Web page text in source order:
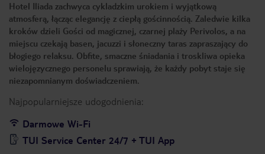
Hotel Iliada zachwyca cykladzkim urokiem i wyjątkową
atmosferą, łącząc elegancję z ciepłą gościnnością. Zaledwie kilka
kroków dzieli Gości od magicznej, czarnej plaży Perivolos, a na
miejscu czekają basen, jacuzzi i słoneczny taras zapraszający do
błogiego relaksu. Obfite, smaczne śniadania i troskliwa opieka
wielojęzycznego personelu sprawiają, że każdy pobyt staje się
niezapomnianym doświadczeniem.
Najpopularniejsze udogodnienia:
Darmowe Wi-Fi
TUI Service Center 24/7 + TUI App